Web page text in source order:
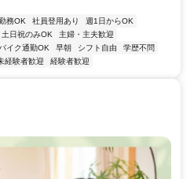
務OK 社員登用あり
週1日からOK
土日祝のみOK
主婦・主夫歓迎
バイク通勤OK 早朝 シフト自由
学歴不問
経験者歓迎 経験者歓迎